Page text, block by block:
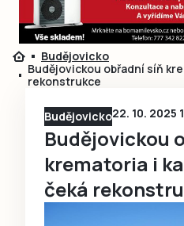
Přihlásit se
Budějovicko
Budějovickou obřadní síň
rekonstrukce
Budějovicko22. 10. 2025
Budějovickou
krematoria i
čeká